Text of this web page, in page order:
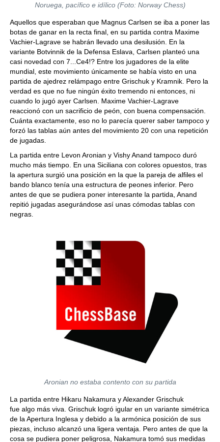
Noruega, pacífico e idílico (Foto: Norway Chess)
Aquellos que esperaban que Magnus Carlsen se iba a poner las
botas de ganar en la recta final, en su partida contra Maxime
Vachier-Lagrave se habrán llevado una desilusión. En la
variante Botvinnik de la Defensa Eslava, Carlsen planteó una
casi novedad con 7...Ce4!? Entre los jugadores de la elite
mundial, este movimiento únicamente se había visto en una
partida de ajedrez relámpago entre Grischuk y Kramnik. Pero la
verdad es que no fue ningún éxito tremendo ni entonces, ni
cuando lo jugó ayer Carlsen. Maxime Vachier-Lagrave
reaccionó con un sacrificio de peón, con buena compensación.
Cuánta exactamente, eso no lo parecía querer saber tampoco y
forzó las tablas aún antes del movimiento 20 con una repetición
de jugadas.
La partida entre Levon Aronian y Vishy Anand tampoco duró
mucho más tiempo. En una Siciliana con colores opuestos, tras
la apertura surgió una posición en la que la pareja de alfiles el
bando blanco tenía una estructura de peones inferior. Pero
antes de que se pudiera poner interesante la partida, Anand
repitió jugadas asegurándose así unas cómodas tablas con
negras.
Aronian no estaba contento con su partida
La partida entre Hikaru Nakamura y Alexander Grischuk
fue algo más viva. Grischuk logró igular en un variante simétrica
de la Apertura Inglesa y debido a la armónica posición de sus
piezas, incluso alcanzó una ligera ventaja. Pero antes de que la
cosa se pudiera poner peligrosa, Nakamura tomó sus medidas